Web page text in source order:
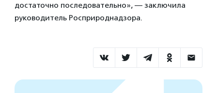
достаточно последовательно», — заключила
руководитель Росприроднадзора.